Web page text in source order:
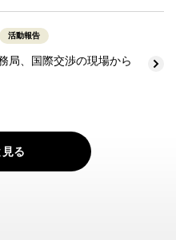
活動報告
局、国際交渉の現場から
見る